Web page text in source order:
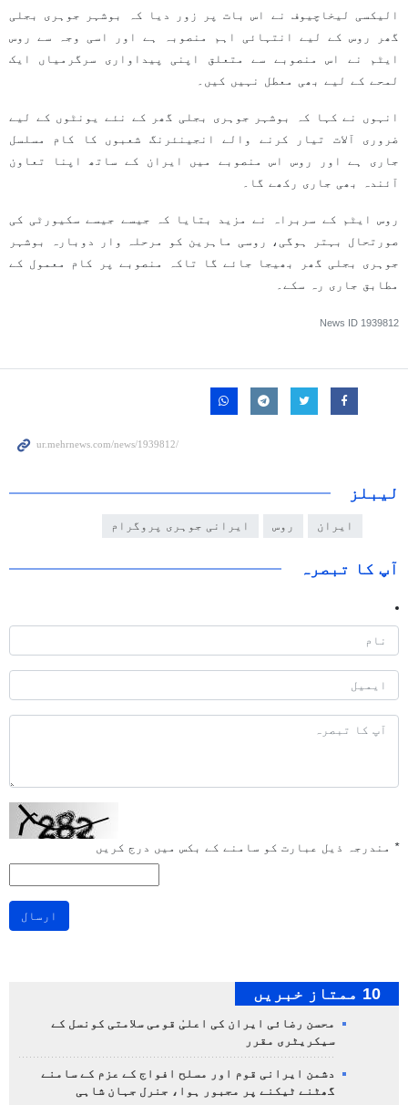
الیکسی لیخاچیوف نے اس بات پر زور دیا کہ بوشہر جوہری بجلی
گھر روس کے لیے انتہائی اہم منصوبہ ہے اور اسی وجہ سے روس
ایٹم نے اس منصوبے سے متعلق اپنی پیداواری سرگرمیاں ایک
لمحے کے لیے بھی معطل نہیں کیں۔
انہوں نے کہا کہ بوشہر جوہری بجلی گھر کے نئے یونٹوں کے لیے
ضروری آلات تیار کرنے والے انجینئرنگ شعبوں کا کام مسلسل
جاری ہے اور روس اس منصوبے میں ایران کے ساتھ اپنا تعاون
آئندہ بھی جاری رکھے گا۔
روس ایٹم کے سربراہ نے مزید بتایا کہ جیسے جیسے سکیورٹی کی
صورتحال بہتر ہوگی، روسی ماہرین کو مرحلہ وار دوبارہ بوشہر
جوہری بجلی گھر بھیجا جائے گا تاکہ منصوبے پر کام معمول کے
مطابق جاری رہ سکے۔
News ID 1939812
لیبلز
ایران روس ایرانی جوہری پروگرام
آپ کا تبصرہ
* مندرجہ ذیل عبارت کو سامنے کے بکس میں درج کریں
ارسال
10 ممتاز خبریں
محسن رضائی ایران کی اعلیٰ قومی سلامتی کونسل کے
سیکریٹری مقرر
دشمن ایرانی قوم اور مسلح افواج کے عزم کے سامنے
گھٹنے ٹیکنے پر مجبور ہوا، جنرل جہان شاہی